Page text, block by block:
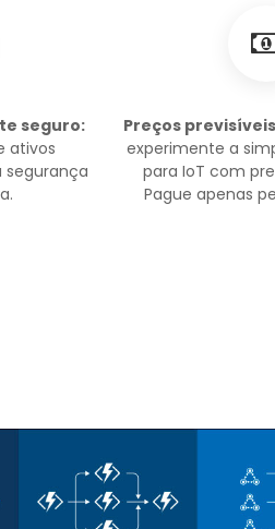
seguro:
ativos
Preços
experimente a
para IoT com
Pague apenas